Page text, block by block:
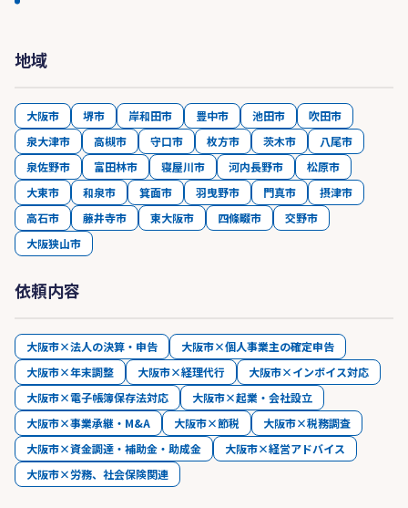
地域
大阪市 堺市 岸和田市 豊中市 池田市
吹田市
泉大津市
高槻市 守口市 枚方市 茨木市
八尾市
泉佐野市
富田林市 寝屋川市 河内長野市
松原市
大東市
和泉市 箕面市 羽曳野市 門真市
摂津市
高石市
藤井寺市 東大阪市 四條畷市
交野市
大阪狭山市
依頼内容
大阪市×法人の決算・申告
大阪市×個人事業主の確定申告
大阪市×年末調整
大阪市×経理代行
大阪市×インボイス対応
大阪市×電子帳簿保存法対応
大阪市×起業・会社設立
大阪市×事業承継・M&A
大阪市×節税
大阪市×税務調査
大阪市×資金調達・補助金・助成金
大阪市×経営アドバイス
大阪市×労務、社会保険関連